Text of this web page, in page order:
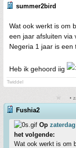
summer2bird
Wat ook werkt is om
een jaar afsluiten via
Negeria 1 jaar is een
Heb ik gehoord iig
Twiddel
•
Fushia2
Op
het volgende:
Wat ook werkt is om